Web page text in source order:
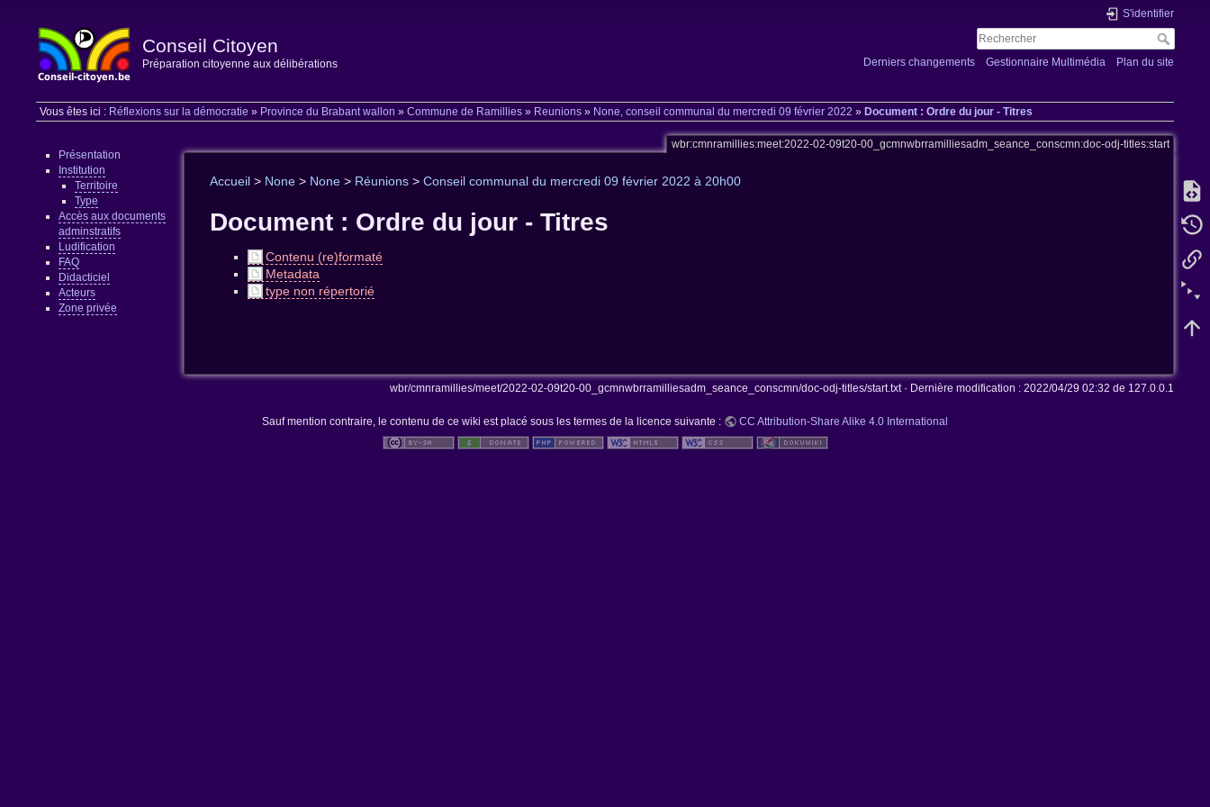
Conseil Citoyen
Préparation citoyenne aux délibérations
S'identifier
Derniers changements Gestionnaire Multimédia Plan du site
Vous êtes ici : Réflexions sur la démocratie » Province du Brabant wallon »Commune de Ramillies » Reunions » None, conseil communal du mercredi 09 février 2022 » Document : Ordre du jour - Titres
Présentation
Institution
Territoire
Type
Accès aux documents
adminstratifs
Ludification
FAQ
Didacticiel
Acteurs
Zone privée
wbr:cmnramillies:meet:2022-02-09t20-00_gcmnwbrramilliesadm_seance_conscmn:doc-odj-titles:start
Accueil > None > None > Réunions >Conseil communal du mercredi 09 février 2022 à 20h00
Document : Ordre du jour - Titres
Contenu (re)formaté
Metadata
type non répertorié
wbr/cmnramillies/meet/2022-02-09t20-00_gcmnwbrramilliesadm_seance_conscmn/doc-odj-titles/start.txt· Dernière modification : 2022/04/29 02:32 de 127.0.0.1
Sauf mention contraire, le contenu de ce wiki est placé sous les termes de la licence suivante : CC Attribution-Share Alike 4.0 International